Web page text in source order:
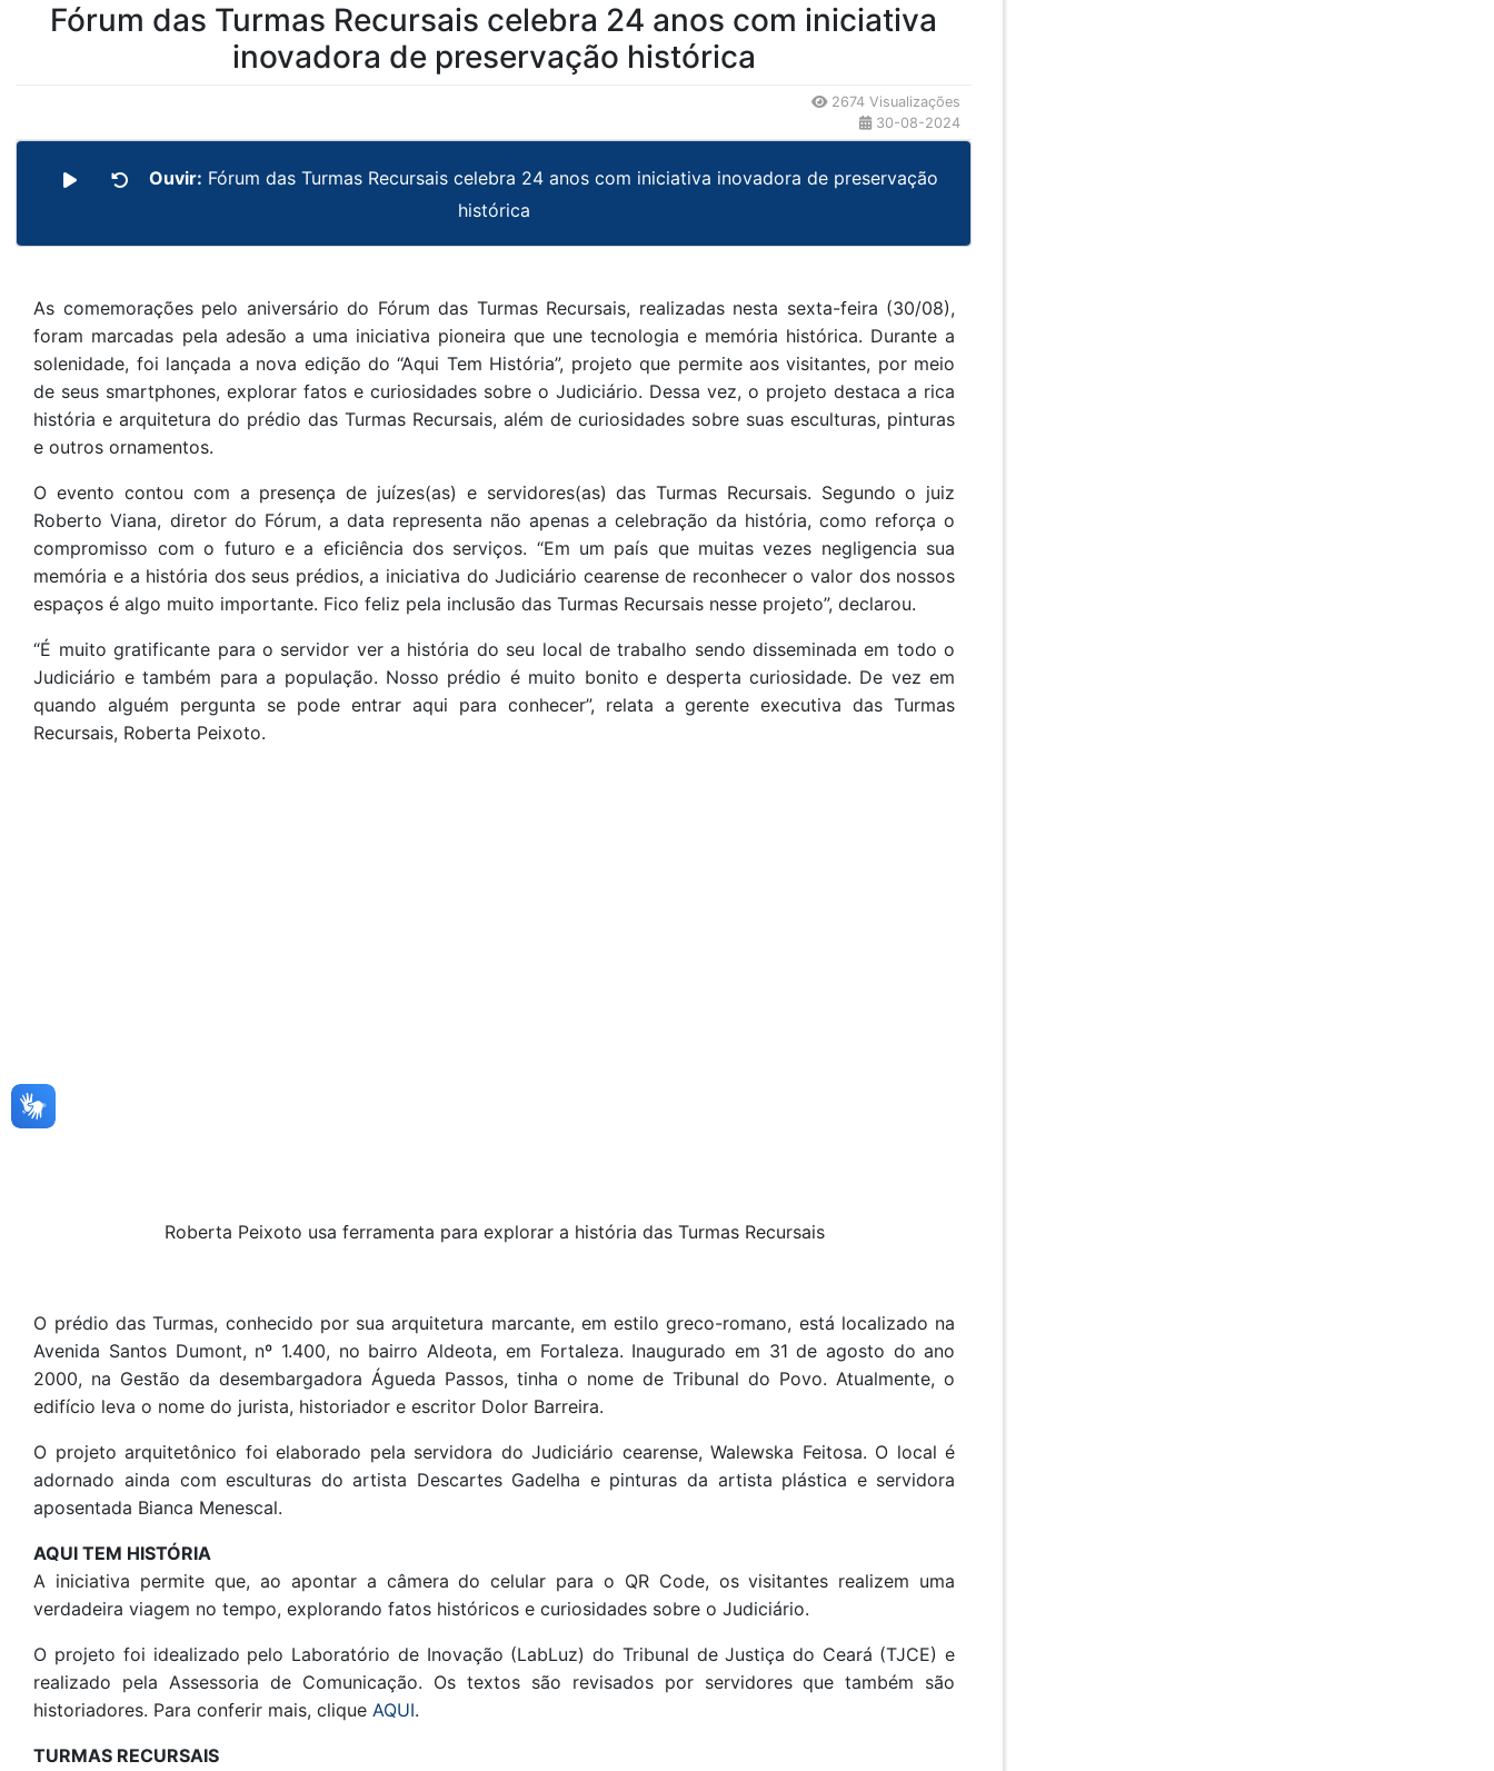
Fórum das Turmas Recursais celebra 24 anos com iniciativa
inovadora de preservação histórica
2674 Visualizações
30-08-2024
Ouvir: Fórum das Turmas Recursais celebra 24 anos com iniciativa inovadora de preservação
histórica
As comemorações pelo aniversário do Fórum das Turmas Recursais, realizadas nesta sexta-feira (30/08),
foram marcadas pela adesão a uma iniciativa pioneira que une tecnologia e memória histórica. Durante a
solenidade, foi lançada a nova edição do “Aqui Tem História”, projeto que permite aos visitantes, por meio
de seus smartphones, explorar fatos e curiosidades sobre o Judiciário. Dessa vez, o projeto destaca a rica
história e arquitetura do prédio das Turmas Recursais, além de curiosidades sobre suas esculturas, pinturas
e outros ornamentos.
O evento contou com a presença de juízes(as) e servidores(as) das Turmas Recursais. Segundo o juiz
Roberto Viana, diretor do Fórum, a data representa não apenas a celebração da história, como reforça o
compromisso com o futuro e a eficiência dos serviços. “Em um país que muitas vezes negligencia sua
memória e a história dos seus prédios, a iniciativa do Judiciário cearense de reconhecer o valor dos nossos
espaços é algo muito importante. Fico feliz pela inclusão das Turmas Recursais nesse projeto”, declarou.
“É muito gratificante para o servidor ver a história do seu local de trabalho sendo disseminada em todo o
Judiciário e também para a população. Nosso prédio é muito bonito e desperta curiosidade. De vez em
quando alguém pergunta se pode entrar aqui para conhecer”, relata a gerente executiva das Turmas
Recursais, Roberta Peixoto.
Roberta Peixoto usa ferramenta para explorar a história das Turmas Recursais
O prédio das Turmas, conhecido por sua arquitetura marcante, em estilo greco-romano, está localizado na
Avenida Santos Dumont, nº 1.400, no bairro Aldeota, em Fortaleza. Inaugurado em 31 de agosto do ano
2000, na Gestão da desembargadora Águeda Passos, tinha o nome de Tribunal do Povo. Atualmente, o
edifício leva o nome do jurista, historiador e escritor Dolor Barreira.
O projeto arquitetônico foi elaborado pela servidora do Judiciário cearense, Walewska Feitosa. O local é
adornado ainda com esculturas do artista Descartes Gadelha e pinturas da artista plástica e servidora
aposentada Bianca Menescal.
AQUI TEM HISTÓRIA
A iniciativa permite que, ao apontar a câmera do celular para o QR Code, os visitantes realizem uma
verdadeira viagem no tempo, explorando fatos históricos e curiosidades sobre o Judiciário.
O projeto foi idealizado pelo Laboratório de Inovação (LabLuz) do Tribunal de Justiça do Ceará (TJCE) e
realizado pela Assessoria de Comunicação. Os textos são revisados por servidores que também são
historiadores. Para conferir mais, cliqueAQUI.
TURMAS RECURSAIS